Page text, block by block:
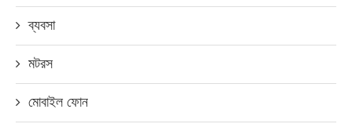
ব্যবসা
মটরস
মোবাইল ফোন